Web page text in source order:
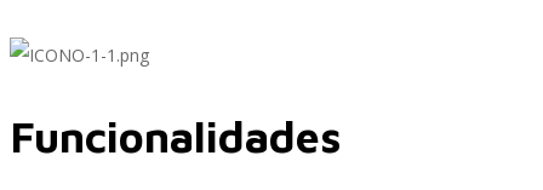
Funcionalidades